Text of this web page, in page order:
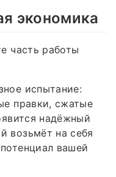
экономика
часть работы
испытание:
правки, сжатые
надёжный
возьмёт на себя
вашей